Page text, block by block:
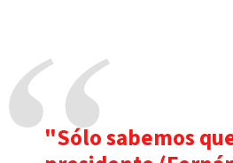
"Sólo sabemos